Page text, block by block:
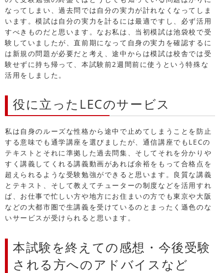
なってしまい、過去問では自分の実力が計れなくなってしま
います。模試は自分の実力を計るには最適ですし、必ず活用
すべきものだと思います。なお私は、当初模試は池袋校で受
験していましたが、直前期になって自身の実力を確認するに
は新規の問題が必要だと考え、途中からは模試は校舎では受
験せずに持ち帰って、本試験前2週間前に使うという特殊な
活用をしました。
役に立ったLECのサービス
私は自身のルーズな性格から途中で止めてしまうことを防止
する意味でも通学講座を選びましたが、通信講座でもLECの
テキストとそれに準拠した過去問集、そしてそれを分かりや
すく講義してくれる講義動画があれば余裕をもって合格点を
超えられるような受験勉強ができると思います。良質な講義
とテキスト、そして教えてチューターの制度などを活用すれ
ば、お仕事で忙しい方や地方にお住まいの方でも東京や大阪
などの大都市圏で生講義を受けているのとまったく遜色のな
いサービスが受けられると思います。
本試験を終えての感想・今後受験
される方へのアドバイスなど